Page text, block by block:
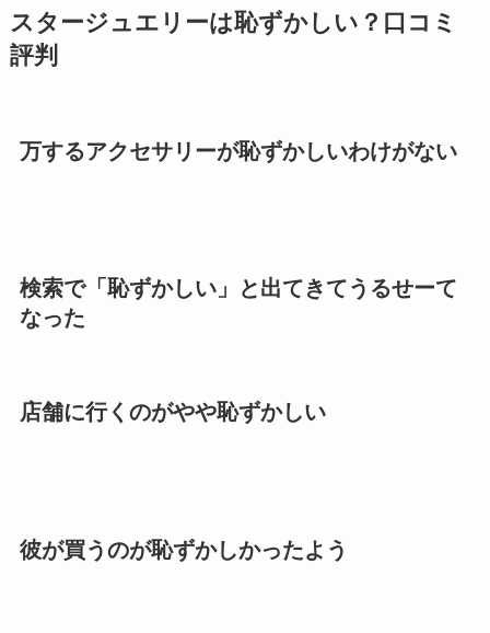
スタージュエリーは恥ずかしい？口コミ
評判
万するアクセサリーが恥ずかしいわけがない
検索で「恥ずかしい」と出てきてうるせーて
なった
店舗に行くのがやや恥ずかしい
彼が買うのが恥ずかしかったよう